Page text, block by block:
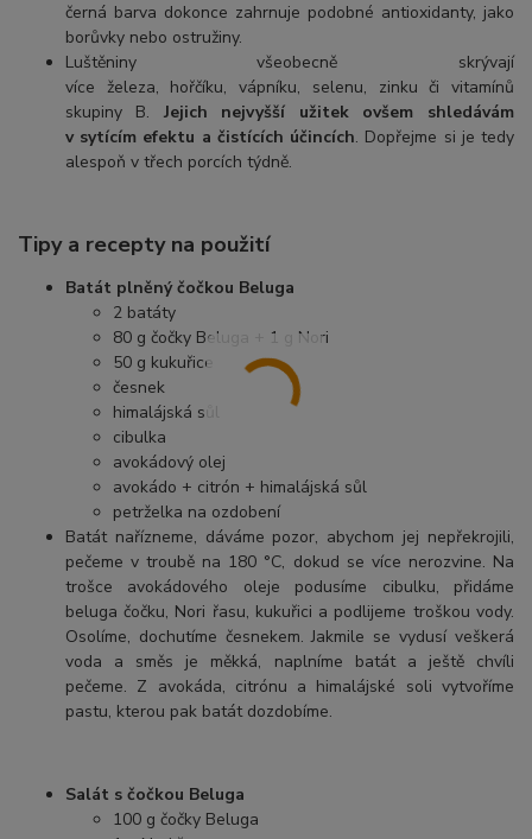
černá barva dokonce zahrnuje podobné antioxidanty, jako
borůvky nebo ostružiny.
Luštěniny všeobecně skrývají
více železa, hořčíku, vápníku, selenu, zinku či vitamínů
skupiny B. Jejich nejvyšší užitek ovšem shledávám
v sytícím efektu a čistících účincích. Dopřejme si je tedy
alespoň v třech porcích týdně.
Tipy a recepty na použití
Batát plněný čočkou Beluga
2 batáty
80 g čočky Beluga + 1 g Nori
50 g kukuřice
česnek
himalájská sůl
cibulka
avokádový olej
avokádo + citrón + himalájská sůl
petrželka na ozdobení
Batát nařízneme, dáváme pozor, abychom jej nepřekrojili,
pečeme v troubě na 180 °C, dokud se více nerozvine. Na
trošce avokádového oleje podusíme cibulku, přidáme
beluga čočku, Nori řasu, kukuřici a podlijeme troškou vody.
Osolíme, dochutíme česnekem. Jakmile se vydusí veškerá
voda a směs je měkká, naplníme batát a ještě chvíli
pečeme. Z avokáda, citrónu a himalájské soli vytvoříme
pastu, kterou pak batát dozdobíme.
Salát s čočkou Beluga
100 g čočky Beluga